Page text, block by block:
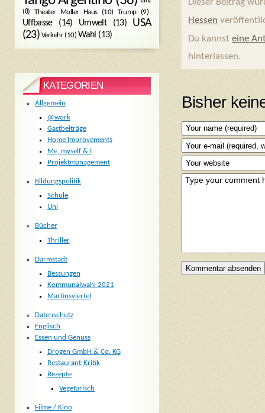
Hessen
Du kannsteine
hinterlassen.
Bisher
(8)
Theater Moller Haus(10) Trump(9)
Uffbasse(14) Umwelt(13)
USA
(23) Verkehr(10) Wahl (13)
KATEGORIEN
Allgemein
@work
Gastbeiträge
Home Improvements
Me, myself & I
Projektmanagement
Bildungspolitik
Schule
Uni
Bücher
Thriller
Darmstadt
Bessungen
Kommunalwahl 2021
Martinsviertel
Datenschutz
Englisch
Essen und Genuss
Drogen GmbH & Co. KG
Restaurant-Kritik
Rezepte
Vegetarisch
Filme / Kino